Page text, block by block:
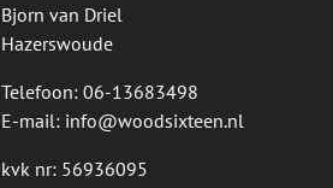
Bjorn van Driel
Hazerswoude
Telefoon: 06-13683498
E-mail: info@woodsixteen.nl
kvk nr: 56936095